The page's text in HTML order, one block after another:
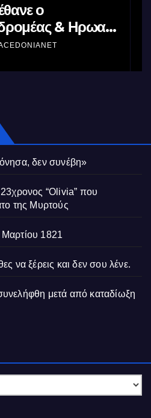
Ο μέγιστος των
MACEDONIANET
δεν συνέβη»
23χρονος “Olivia” που
της Μυρτούς
1821
να ξέρεις και δεν σου λένε.
μετά από καταδίωξη